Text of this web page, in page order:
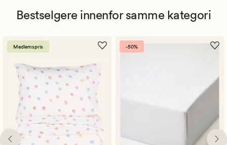
Bestselgere innenfor samme kategori
Medlemspris -50%